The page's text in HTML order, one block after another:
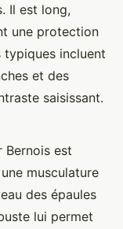
Il est long,
une protection
typiques incluent
et des
saisissant.
Bernois est
musculature
des épaules
lui permet